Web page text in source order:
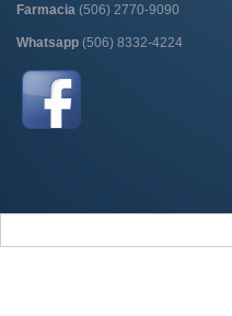
Farmacia (506) 2770-9090
Whatsapp (506) 8332-4224